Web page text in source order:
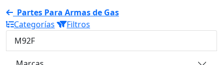
Partes Para Armas de Gas
Categorías
Filtros
M92F